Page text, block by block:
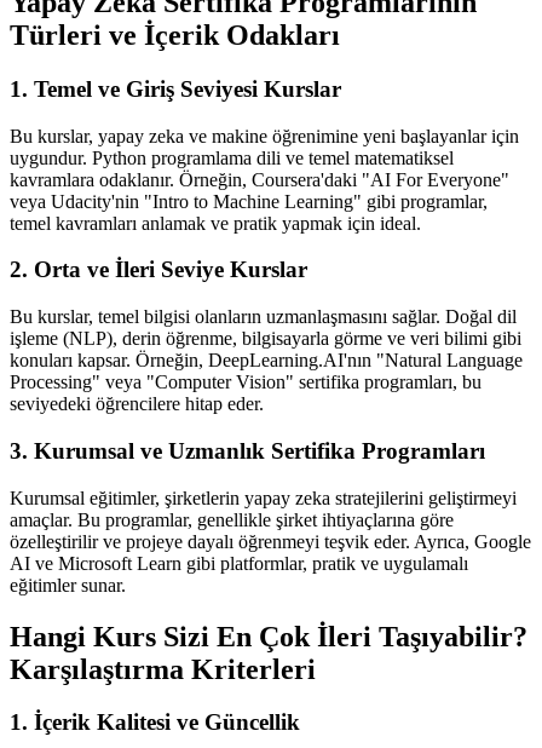
Türleri ve İçerik Odakları
1. Temel ve Giriş Seviyesi Kurslar
Bu kurslar, yapay zeka ve makine öğrenimine yeni başlayanlar için
uygundur. Python programlama dili ve temel matematiksel
kavramlara odaklanır. Örneğin, Coursera'daki "AI For Everyone"
veya Udacity'nin "Intro to Machine Learning" gibi programlar,
temel kavramları anlamak ve pratik yapmak için ideal.
2. Orta ve İleri Seviye Kurslar
Bu kurslar, temel bilgisi olanların uzmanlaşmasını sağlar. Doğal dil
işleme (NLP), derin öğrenme, bilgisayarla görme ve veri bilimi gibi
konuları kapsar. Örneğin, DeepLearning.AI'nın "Natural Language
Processing" veya "Computer Vision" sertifika programları, bu
seviyedeki öğrencilere hitap eder.
3. Kurumsal ve Uzmanlık Sertifika Programları
Kurumsal eğitimler, şirketlerin yapay zeka stratejilerini geliştirmeyi
amaçlar. Bu programlar, genellikle şirket ihtiyaçlarına göre
özelleştirilir ve projeye dayalı öğrenmeyi teşvik eder. Ayrıca, Google
AI ve Microsoft Learn gibi platformlar, pratik ve uygulamalı
eğitimler sunar.
Hangi Kurs Sizi En Çok İleri Taşıyabilir?
Karşılaştırma Kriterleri
1. İçerik Kalitesi ve Güncellik